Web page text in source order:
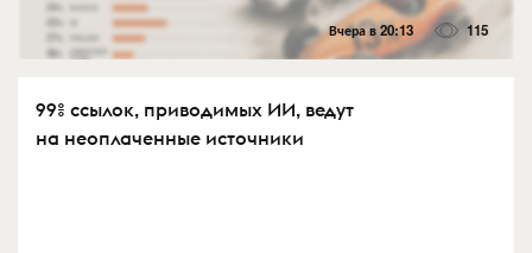
Вчера в 20:13 115
99% ссылок, приводимых ИИ, ведут
на неоплаченные источники